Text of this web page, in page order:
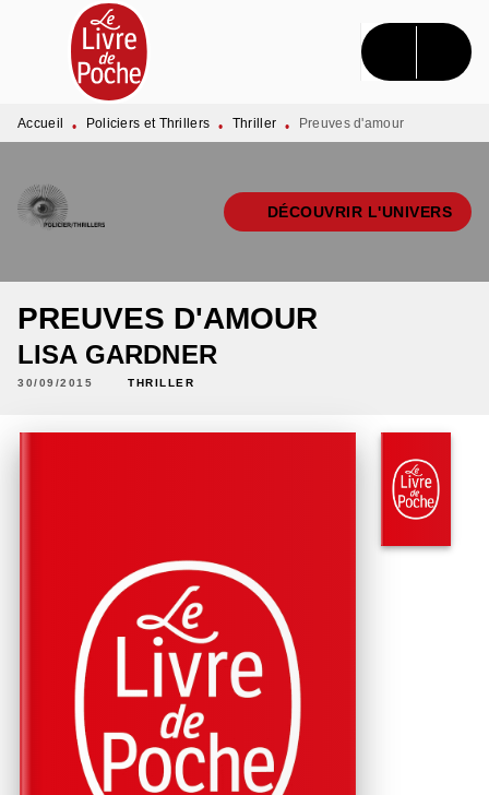
MENU RECHERCHE CONTENU
PIED DE PAGE
Accueil • Policiers et Thrillers • Thriller • Preuves d'amour
DÉCOUVRIR L'UNIVERS
PREUVES D'AMOUR
LISA GARDNER
30/09/2015 THRILLER